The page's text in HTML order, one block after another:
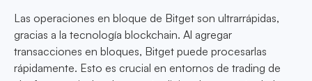
Las operaciones en bloque de Bitget son ultrarrápidas,
gracias a la tecnología blockchain. Al agregar
transacciones en bloques, Bitget puede procesarlas
rápidamente. Esto es crucial en entornos de trading de